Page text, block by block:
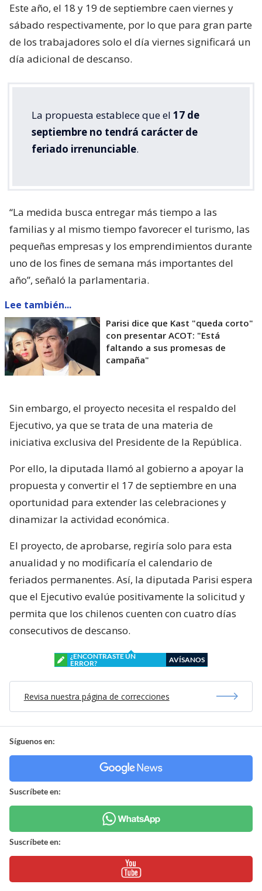
Este año, el 18 y 19 de septiembre caen viernes y
sábado respectivamente, por lo que para gran parte
de los trabajadores solo el día viernes significará un
día adicional de descanso.
La propuesta establece que el 17 de
septiembre no tendrá carácter de
feriado irrenunciable.
“La medida busca entregar más tiempo a las
familias y al mismo tiempo favorecer el turismo, las
pequeñas empresas y los emprendimientos durante
uno de los fines de semana más importantes del
año”, señaló la parlamentaria.
Lee también...
Parisi dice que Kast "queda corto"
con presentar ACOT: "Está
faltando a sus promesas de
campaña"
Sin embargo, el proyecto necesita el respaldo del
Ejecutivo, ya que se trata de una materia de
iniciativa exclusiva del Presidente de la República.
Por ello, la diputada llamó al gobierno a apoyar la
propuesta y convertir el 17 de septiembre en una
oportunidad para extender las celebraciones y
dinamizar la actividad económica.
El proyecto, de aprobarse, regiría solo para esta
anualidad y no modificaría el calendario de
feriados permanentes. Así, la diputada Parisi espera
que el Ejecutivo evalúe positivamente la solicitud y
permita que los chilenos cuenten con cuatro días
consecutivos de descanso.
¿ENCONTRASTE UN
ERROR?
AVÍSANOS
Revisa nuestra página de correcciones
Síguenos en:
Suscríbete en:
Suscríbete en: